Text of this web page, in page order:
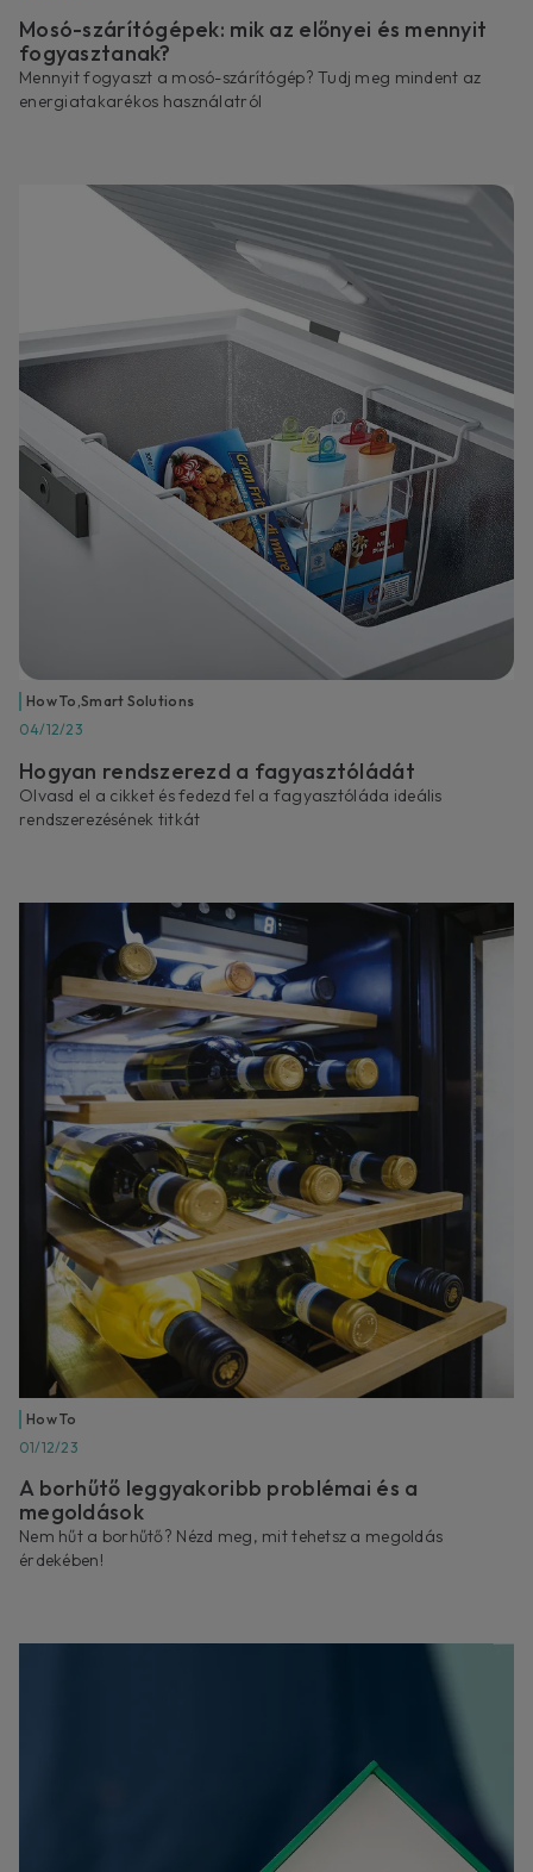
Mosó-szárítógépek: mik az előnyei és mennyit
fogyasztanak?
Mennyit fogyaszt a mosó-szárítógép? Tudj meg mindent az
energiatakarékos használatról
How To ,Smart Solutions
04/12/23
Hogyan rendszerezd a fagyasztóládát
Olvasd el a cikket és fedezd fel a fagyasztóláda ideális
rendszerezésének titkát
How To
01/12/23
A borhűtő leggyakoribb problémai és a
megoldások
Nem hűt a borhűtő? Nézd meg, mit tehetsz a megoldás
érdekében!